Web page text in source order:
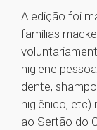
A edição foi
famílias
higiene
dente,
higiênico, etc)
ao Sertão do